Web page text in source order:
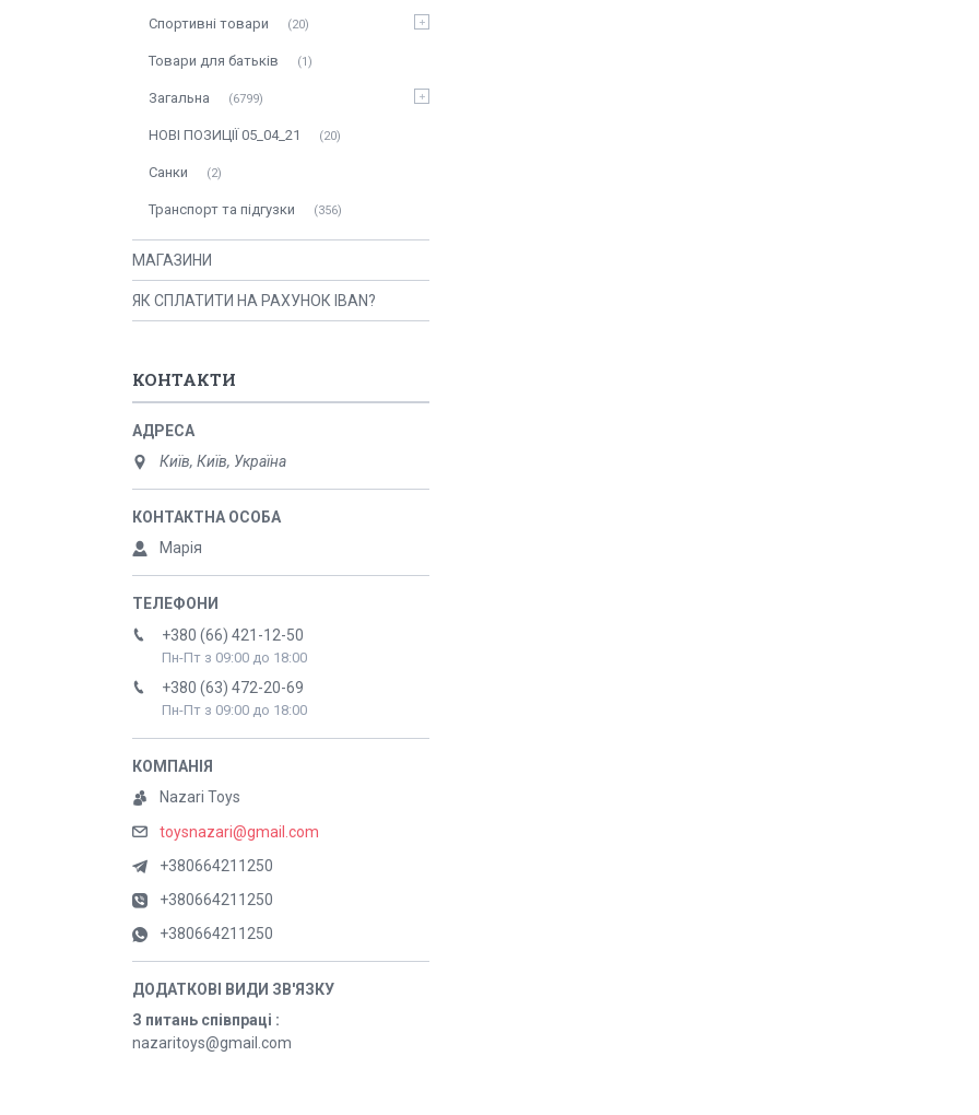
Спортивні товари 20
Товари для батьків 1
Загальна 6799
НОВІ ПОЗИЦІЇ 05_04_21 20
Санки 2
Транспорт та підгузки 356
МАГАЗИНИ
ЯК СПЛАТИТИ НА РАХУНОК IBAN?
КОНТАКТИ
Київ, Київ, Україна
Марія
+380 (66) 421-12-50
Пн-Пт з 09:00 до 18:00
+380 (63) 472-20-69
Пн-Пт з 09:00 до 18:00
Nazari Toys
toysnazari@gmail.com
+380664211250
+380664211250
+380664211250
З питань співпраці
nazaritoys@gmail.com